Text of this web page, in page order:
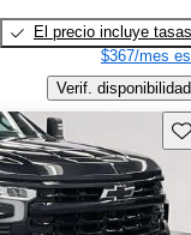
El precio incluye tasas
$367/mes
Verif. disponibilidad